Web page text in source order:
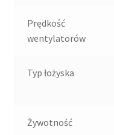
Prędkość
wentylatorów
Typ łożyska
Żywotność